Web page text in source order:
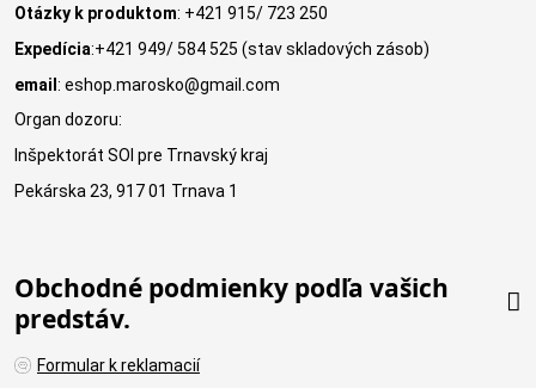
Otázky k produktom: +421 915/ 723 250
Expedícia:+421 949/ 584 525 (stav skladových zásob)
email : eshop.marosko@gmail.com
Organ dozoru:
Inšpektorát SOI pre Trnavský kraj
Pekárska 23, 917 01 Trnava 1
Obchodné podmienky podľa vašich
predstáv.
Formular k reklamacií